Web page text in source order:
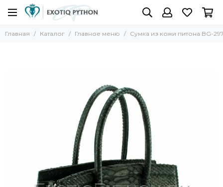
Главная Каталог Главное меню Сумка из кожи питона BG-